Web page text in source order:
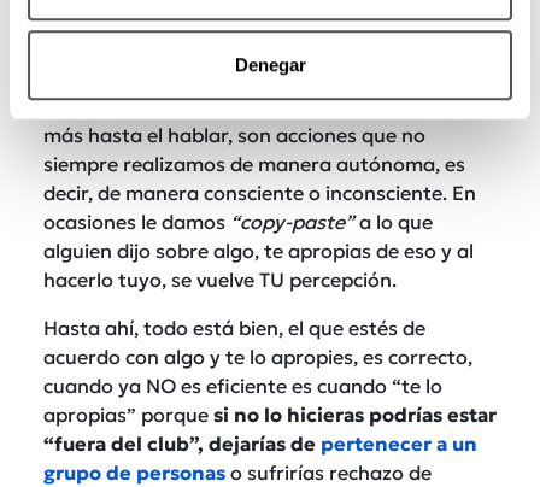
Denegar
mucho más conscientes de lo que estamos
El pensar y decidir por uno mismo, bueno es
más hasta el hablar, son acciones que no
siempre realizamos de manera autónoma, es
decir, de manera consciente o inconsciente. En
ocasiones le damos “copy-paste”a lo que
alguien dijo sobre algo, te apropias de eso y al
hacerlo tuyo, se vuelve TU percepción.
Hasta ahí, todo está bien, el que estés de
acuerdo con algo y te lo apropies, es correcto,
cuando ya NO es eficiente es cuando “te lo
apropias” porque si no lo hicieras podrías estar
“fuera del club”, dejarías de pertenecer a un
grupo de personas o sufrirías rechazo de